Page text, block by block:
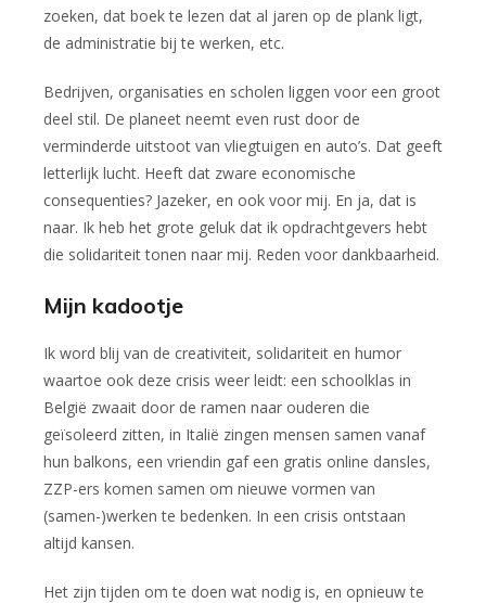
zoeken, dat boek te lezen dat al jaren op de plank ligt,
de administratie bij te werken, etc.
Bedrijven, organisaties en scholen liggen voor een groot
deel stil. De planeet neemt even rust door de
verminderde uitstoot van vliegtuigen en auto’s. Dat geeft
letterlijk lucht. Heeft dat zware economische
consequenties? Jazeker, en ook voor mij. En ja, dat is
naar. Ik heb het grote geluk dat ik opdrachtgevers hebt
die solidariteit tonen naar mij. Reden voor dankbaarheid.
Mijn kadootje
Ik word blij van de creativiteit, solidariteit en humor
waartoe ook deze crisis weer leidt: een schoolklas in
België zwaait door de ramen naar ouderen die
geïsoleerd zitten, in Italië zingen mensen samen vanaf
hun balkons, een vriendin gaf een gratis online dansles,
ZZP-ers komen samen om nieuwe vormen van
(samen-)werken te bedenken. In een crisis ontstaan
altijd kansen.
Het zijn tijden om te doen wat nodig is, en opnieuw te